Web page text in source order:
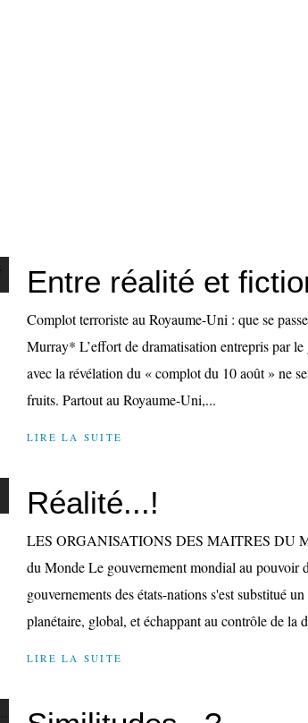
Entre réalité et
Complot terroriste au Royaume-Uni : que se
Murray* L’effort de dramatisation entrepris par
avec la révélation du « complot du 10 août » ne
fruits. Partout au Royaume-Uni,...
LIRE LA SUITE
Réalité...!
LES ORGANISATIONS DES MAITRES DU
du Monde Le gouvernement mondial au pouvoir
gouvernements des états-nations s'est substitué
planétaire, global, et échappant au contrôle de la
LIRE LA SUITE